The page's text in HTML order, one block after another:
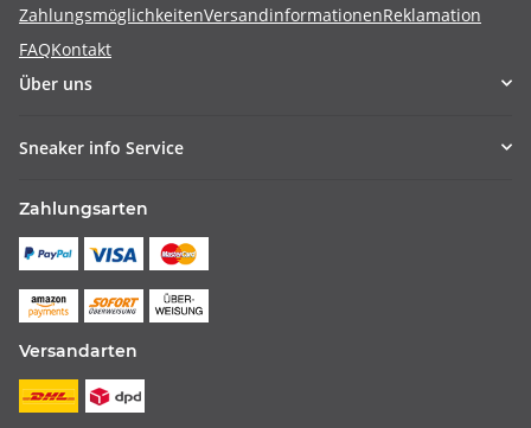
ZahlungsmöglichkeitenVersandinformationenReklamation
FAQKontakt
Über uns
Sneaker info Service
Zahlungsarten
Versandarten